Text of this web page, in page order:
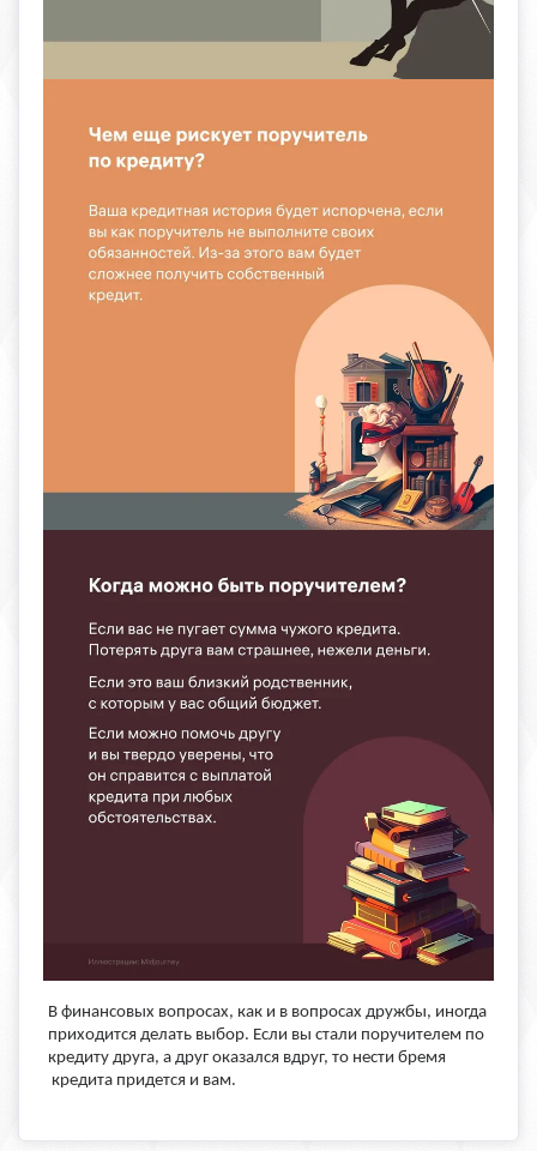
В финансовых вопросах, как и в вопросах дружбы, иногда
приходится делать выбор. Если вы стали поручителем по
кредиту друга, а друг оказался вдруг, то нести бремя
кредита придется и вам.